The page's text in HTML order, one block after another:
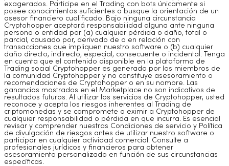
exagerados. Participe en el Trading con bots únicamente si
posee conocimientos suficientes o busque la orientación de un
asesor financiero cualificado. Bajo ninguna circunstancia
Cryptohopper aceptará responsabilidad alguna ante ninguna
persona o entidad por (a) cualquier pérdida o daño, total o
parcial, causado por, derivado de o en relación con
transacciones que impliquen nuestro software o (b) cualquier
daño directo, indirecto, especial, consecuente o incidental. Tenga
en cuenta que el contenido disponible en la plataforma de
Trading social Cryptohopper es generado por los miembros de
la comunidad Cryptohopper y no constituye asesoramiento o
recomendaciones de Cryptohopper o en su nombre. Las
ganancias mostrados en el Marketplace no son indicativos de
resultados futuros. Al utilizar los servicios de Cryptohopper, usted
reconoce y acepta los riesgos inherentes al Trading de
criptomonedas y se compromete a eximir a Cryptohopper de
cualquier responsabilidad o pérdida en que incurra. Es esencial
revisar y comprender nuestras Condiciones de servicio y Política
de divulgación de riesgos antes de utilizar nuestro software o
participar en cualquier actividad comercial. Consulte a
profesionales jurídicos y financieros para obtener
asesoramiento personalizado en función de sus circunstancias
específicas.